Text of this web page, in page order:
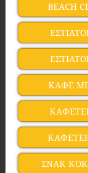
BEACH
ΚΑΦΕ
ΣΝΑΚ